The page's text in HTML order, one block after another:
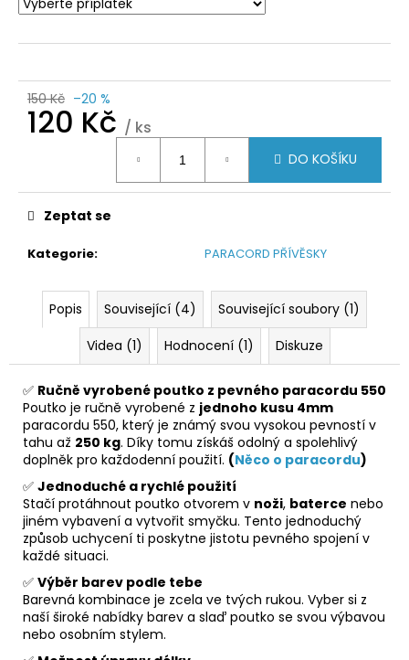
150 Kč –20 %
120 Kč / ks
DO KOŠÍKU
Kategorie: PARACORD PŘÍVĚSKY
Zeptat se
Popis Související (4)
Související soubory (1)
Videa (1)
Hodnocení (1) Diskuze
✅ Ručně vyrobené poutko z pevného paracordu 550
Poutko je ručně vyrobené z jednoho kusu 4mm
paracordu 550, který je známý svou vysokou pevností v
tahu až 250 kg. Díky tomu získáš odolný a spolehlivý
doplněk pro každodenní použití. (Něco o paracordu)
✅ Jednoduché a rychlé použití
Stačí protáhnout poutko otvorem v noži, baterce nebo
jiném vybavení a vytvořit smyčku. Tento jednoduchý
způsob uchycení ti poskytne jistotu pevného spojení v
každé situaci.
✅ Výběr barev podle tebe
Barevná kombinace je zcela ve tvých rukou. Vyber si z
naší široké nabídky barev a slaď poutko se svou výbavou
nebo osobním stylem.